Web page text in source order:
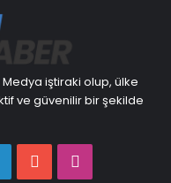
iştiraki olup, ülke
ve güvenilir bir şekilde
LinkedInYouTube